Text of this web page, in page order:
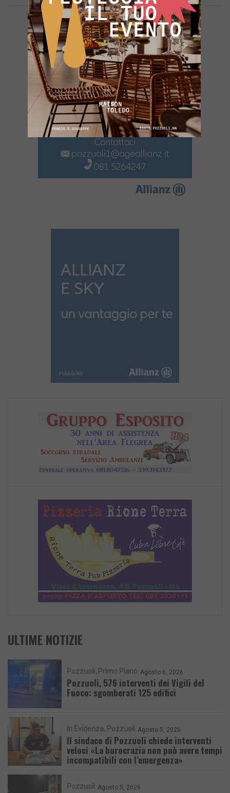
ULTIME NOTIZIE
Pozzuoli Primo Piano Agosto 6, 2026
Pozzuoli, 576 interventi dei Vigili del
Fuoco: sgomberati 125 edifici
In Evidenza Pozzuoli Agosto 5, 2026
Il sindaco di Pozzuoli chiede interventi
veloci «La burocrazia non può avere tempi
incompatibili con l’emergenza»
Pozzuoli Agosto 5, 2026